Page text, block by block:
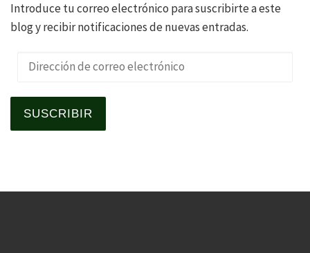
Introduce tu correo electrónico para suscribirte a este
blog y recibir notificaciones de nuevas entradas.
Dirección de correo electrónico
SUSCRIBIR